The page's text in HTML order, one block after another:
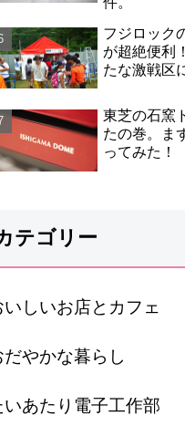
フジロック
が超絶便利
たな激戦区
東芝の石窯
たの巻。ま
ってみた！
テゴリー
いしいお店とカフェ
だやかな暮らし
いあたり電子工作部